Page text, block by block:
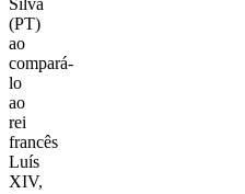
Silva
(PT)
ao
compará-
lo
ao
rei
francês
Luís
XIV,